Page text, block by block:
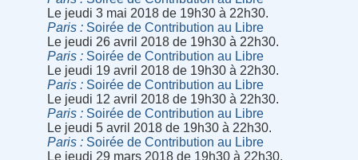
Le jeudi 3 mai 2018 de 19h30 à 22h30.
Paris
Soirée de Contribution au Libre
Le jeudi 26 avril 2018 de 19h30 à 22h30.
Paris
Soirée de Contribution au Libre
Le jeudi 19 avril 2018 de 19h30 à 22h30.
Paris
Soirée de Contribution au Libre
Le jeudi 12 avril 2018 de 19h30 à 22h30.
Paris
Soirée de Contribution au Libre
Le jeudi 5 avril 2018 de 19h30 à 22h30.
Paris
Soirée de Contribution au Libre
Le jeudi 29 mars 2018 de 19h30 à 22h30.